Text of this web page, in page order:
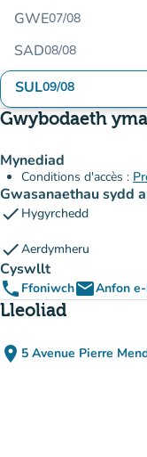
GWE07/08
SAD08/08
SUL09/08
Gwybodaeth
Mynediad
Conditions d'accès :
Gwasanaethau sydd
check Hygyrchedd
checkAerdymheru
Cyswllt
phone FfoniwchemailAnfon
Lleoliad
place 5 Avenue Pierre